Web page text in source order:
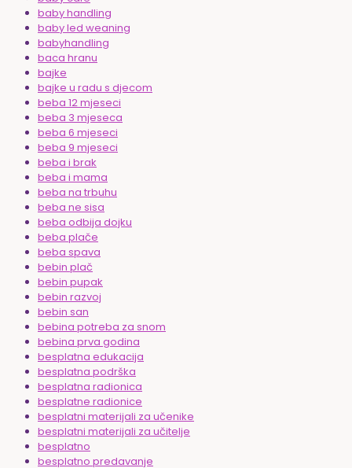
baby handling
baby led weaning
babyhandling
baca hranu
bajke
bajke u radu s djecom
beba 12 mjeseci
beba 3 mjeseca
beba 6 mjeseci
beba 9 mjeseci
beba i brak
beba i mama
beba na trbuhu
beba ne sisa
beba odbija dojku
beba plače
beba spava
bebin plač
bebin pupak
bebin razvoj
bebin san
bebina potreba za snom
bebina prva godina
besplatna edukacija
besplatna podrška
besplatna radionica
besplatne radionice
besplatni materijali za učenike
besplatni materijali za učitelje
besplatno
besplatno predavanje